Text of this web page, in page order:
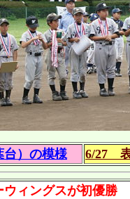
）の模様 6/27
ィングスが初優勝